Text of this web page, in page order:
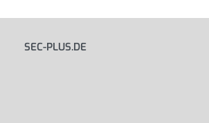
SEC-PLUS.DE